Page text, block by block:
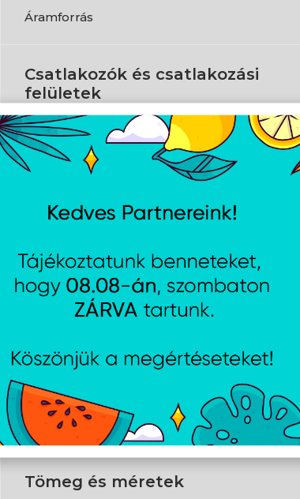
Áramforrás
Csatlakozók és csatlakozási
felületek
Bluetooth verzió
Mozgásérzékelő technológia
Görgők száma
Görgő típusa
Világítás színe
Kábelhosszúság
Termék színe
Tömeg és méretek